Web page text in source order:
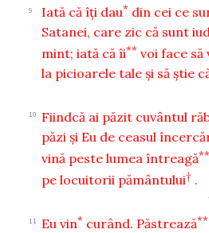
9 Iată că îţi dau* din cei ce
Satanei, care zic că sunt
mint; iată că îi** voi face să
la picioarele tale şi să ştie
10 Fiindcă ai păzit cuvântul
păzi şi Eu de ceasul
vină peste lumea întreagă**
pe locuitorii pământului† .
11 Eu vin* curând. Păstrează**